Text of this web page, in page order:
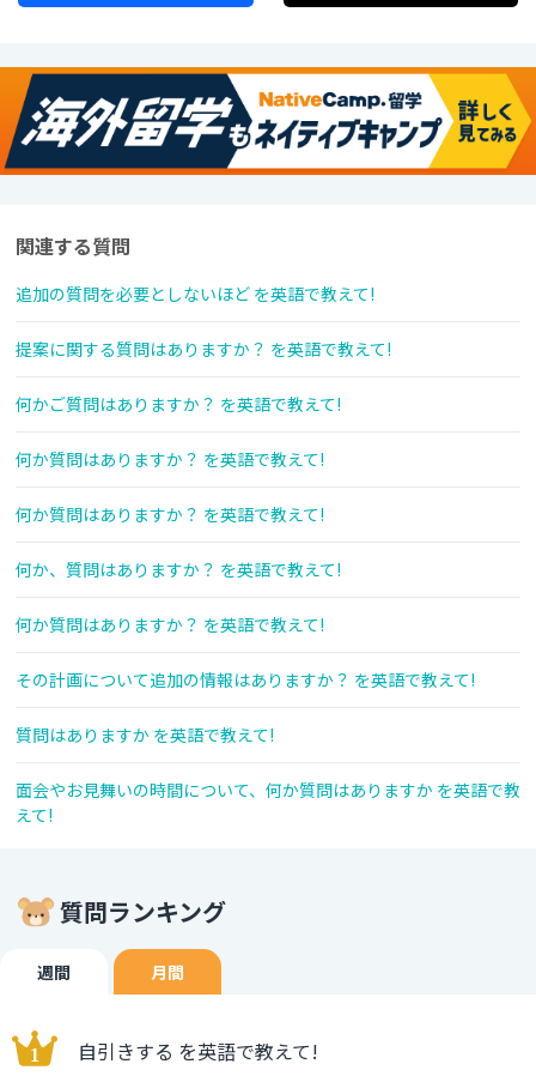
関連する質問
追加の質問を必要としないほど を英語で教えて!
提案に関する質問はありますか？ を英語で教えて!
何かご質問はありますか？ を英語で教えて!
何か質問はありますか？ を英語で教えて!
何か質問はありますか？ を英語で教えて!
何か、質問はありますか？ を英語で教えて!
何か質問はありますか？ を英語で教えて!
その計画について追加の情報はありますか？ を英語で教えて!
質問はありますか を英語で教えて!
面会やお見舞いの時間について、何か質問はありますか を英語で教
えて!
質問ランキング
週間 月間
自引きする を英語で教えて!